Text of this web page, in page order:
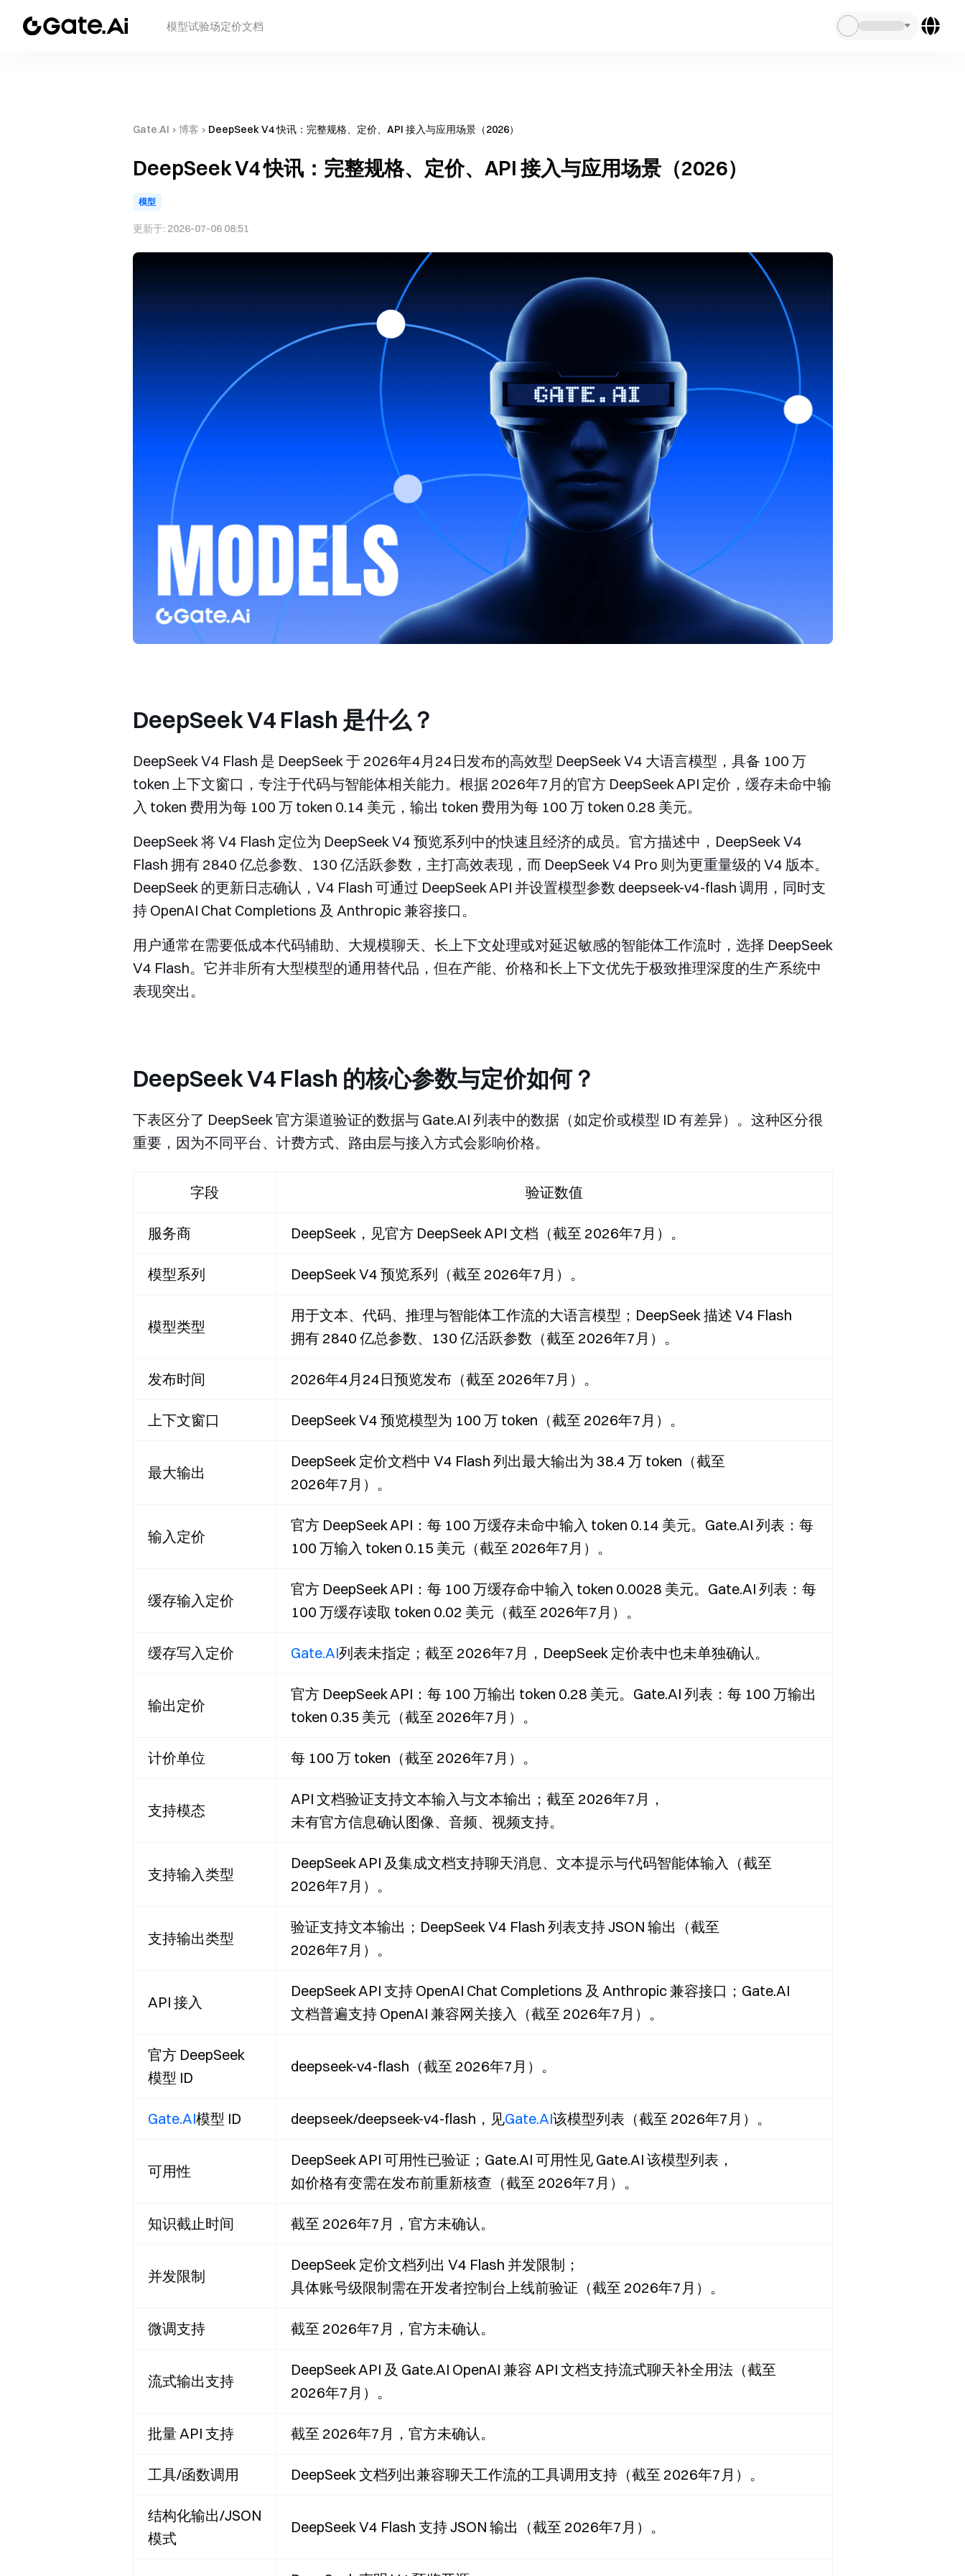
模型试验场定价文档
Gate.AI › 博客 › DeepSeek V4 快讯：完整规格、定价、API 接入与应用场景（2026）
DeepSeek V4 快讯：完整规格、定价、API 接入与应用场景（2026）
模型
更新于: 2026-07-06 08:51
DeepSeek V4 Flash 是什么？
DeepSeek V4 Flash 是 DeepSeek 于 2026年4月24日发布的高效型 DeepSeek V4 大语言模型，具备 100 万
token 上下文窗口，专注于代码与智能体相关能力。根据 2026年7月的官方 DeepSeek API 定价，缓存未命中输
入 token 费用为每 100 万 token 0.14 美元，输出 token 费用为每 100 万 token 0.28 美元。
DeepSeek 将 V4 Flash 定位为 DeepSeek V4 预览系列中的快速且经济的成员。官方描述中，DeepSeek V4
Flash 拥有 2840 亿总参数、130 亿活跃参数，主打高效表现，而 DeepSeek V4 Pro 则为更重量级的 V4 版本。
DeepSeek 的更新日志确认，V4 Flash 可通过 DeepSeek API 并设置模型参数 deepseek-v4-flash 调用，同时支
持 OpenAI Chat Completions 及 Anthropic 兼容接口。
用户通常在需要低成本代码辅助、大规模聊天、长上下文处理或对延迟敏感的智能体工作流时，选择 DeepSeek
V4 Flash。它并非所有大型模型的通用替代品，但在产能、价格和长上下文优先于极致推理深度的生产系统中
表现突出。
DeepSeek V4 Flash 的核心参数与定价如何？
下表区分了 DeepSeek 官方渠道验证的数据与 Gate.AI 列表中的数据（如定价或模型 ID 有差异）。这种区分很
重要，因为不同平台、计费方式、路由层与接入方式会影响价格。
字段 验证数值
服务商 DeepSeek，见官方 DeepSeek API 文档（截至 2026年7月）。
模型系列 DeepSeek V4 预览系列（截至 2026年7月）。
模型类型
用于文本、代码、推理与智能体工作流的大语言模型；DeepSeek 描述 V4 Flash
拥有 2840 亿总参数、130 亿活跃参数（截至 2026年7月）。
发布时间 2026年4月24日预览发布（截至 2026年7月）。
上下文窗口 DeepSeek V4 预览模型为 100 万 token（截至 2026年7月）。
最大输出
DeepSeek 定价文档中 V4 Flash 列出最大输出为 38.4 万 token（截至
2026年7月）。
输入定价
官方 DeepSeek API：每 100 万缓存未命中输入 token 0.14 美元。Gate.AI 列表：每
100 万输入 token 0.15 美元（截至 2026年7月）。
缓存输入定价
官方 DeepSeek API：每 100 万缓存命中输入 token 0.0028 美元。Gate.AI 列表：每
100 万缓存读取 token 0.02 美元（截至 2026年7月）。
缓存写入定价 Gate.AI列表未指定；截至 2026年7月，DeepSeek 定价表中也未单独确认。
输出定价
官方 DeepSeek API：每 100 万输出 token 0.28 美元。Gate.AI 列表：每 100 万输出
token 0.35 美元（截至 2026年7月）。
计价单位 每 100 万 token（截至 2026年7月）。
支持模态
API 文档验证支持文本输入与文本输出；截至 2026年7月，
未有官方信息确认图像、音频、视频支持。
支持输入类型
DeepSeek API 及集成文档支持聊天消息、文本提示与代码智能体输入（截至
2026年7月）。
支持输出类型
验证支持文本输出；DeepSeek V4 Flash 列表支持 JSON 输出（截至
2026年7月）。
API 接入
DeepSeek API 支持 OpenAI Chat Completions 及 Anthropic 兼容接口；Gate.AI
文档普遍支持 OpenAI 兼容网关接入（截至 2026年7月）。
官方 DeepSeek
模型 ID
deepseek-v4-flash（截至 2026年7月）。
Gate.AI模型 ID deepseek/deepseek-v4-flash，见Gate.AI该模型列表（截至 2026年7月）。
可用性
DeepSeek API 可用性已验证；Gate.AI 可用性见 Gate.AI 该模型列表，
如价格有变需在发布前重新核查（截至 2026年7月）。
知识截止时间 截至 2026年7月，官方未确认。
并发限制
DeepSeek 定价文档列出 V4 Flash 并发限制；
具体账号级限制需在开发者控制台上线前验证（截至 2026年7月）。
微调支持 截至 2026年7月，官方未确认。
流式输出支持
DeepSeek API 及 Gate.AI OpenAI 兼容 API 文档支持流式聊天补全用法（截至
2026年7月）。
批量 API 支持 截至 2026年7月，官方未确认。
工具/函数调用 DeepSeek 文档列出兼容聊天工作流的工具调用支持（截至 2026年7月）。
结构化输出/JSON
模式
DeepSeek V4 Flash 支持 JSON 输出（截至 2026年7月）。